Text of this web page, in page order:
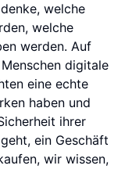
welche
welche
werden. Auf
digitale
eine echte
haben und
ihrer
ein Geschäft
wir wissen,